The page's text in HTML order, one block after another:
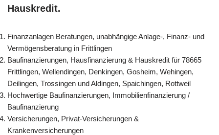
Hauskredit.
Finanzanlagen Beratungen, unabhängige Anlage-, Finanz- und
Vermögensberatung in Frittlingen
Baufinanzierungen, Hausfinanzierung & Hauskredit für 78665
Frittlingen, Wellendingen, Denkingen, Gosheim, Wehingen,
Deilingen, Trossingen und Aldingen, Spaichingen, Rottweil
Hochwertige Baufinanzierungen, Immobilienfinanzierung /
Baufinanzierung
Versicherungen, Privat-Versicherungen &
Krankenversicherungen